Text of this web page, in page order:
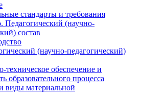
стандарты и требования
Педагогический (научно-
состав
(научно-педагогический)
техническое обеспечение и
образовательного процесса
виды материальной